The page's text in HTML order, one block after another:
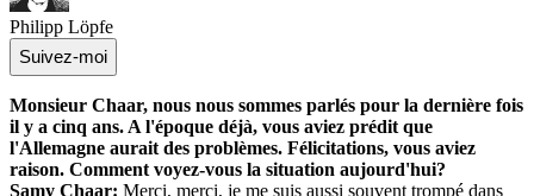
Philipp Löpfe
Suivez-moi
Monsieur Chaar, nous nous sommes parlés pour la dernière fois
il y a cinq ans. A l'époque déjà, vous aviez prédit que
l'Allemagne aurait des problèmes. Félicitations, vous aviez
raison. Comment voyez-vous la situation aujourd'hui?
Samy Chaar: Merci, merci, je me suis aussi souvent trompé dans